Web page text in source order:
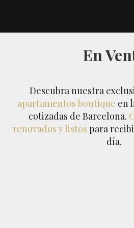
En
Descubra nuestra
apartamentos boutique en
cotizadas de Barcelona.
renovados y listos para
día.